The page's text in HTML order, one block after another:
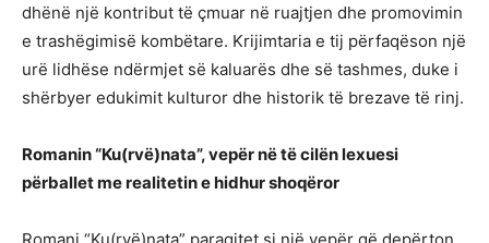
dhënë një kontribut të çmuar në ruajtjen dhe promovimin
e trashëgimisë kombëtare. Krijimtaria e tij përfaqëson një
urë lidhëse ndërmjet së kaluarës dhe së tashmes, duke i
shërbyer edukimit kulturor dhe historik të brezave të rinj.
Romanin “Ku(rvë)nata”, vepër në të cilën lexuesi
përballet me realitetin e hidhur shoqëror